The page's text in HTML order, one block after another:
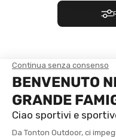
TROVA UN NEGOZIO